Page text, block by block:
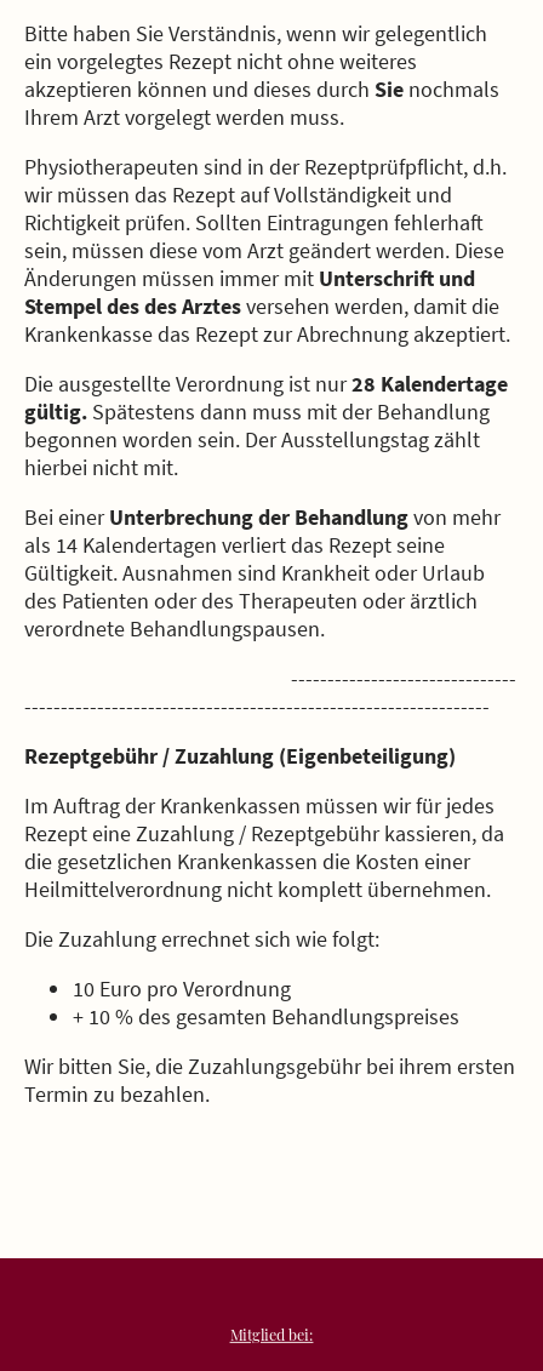
Bitte haben Sie Verständnis, wenn wir gelegentlich
ein vorgelegtes Rezept nicht ohne weiteres
akzeptieren können und dieses durch Sie nochmals
Ihrem Arzt vorgelegt werden muss.
Physiotherapeuten sind in der Rezeptprüfpflicht, d.h.
wir müssen das Rezept auf Vollständigkeit und
Richtigkeit prüfen. Sollten Eintragungen fehlerhaft
sein, müssen diese vom Arzt geändert werden. Diese
Änderungen müssen immer mit Unterschrift und
Stempel des des Arztesversehen werden, damit die
Krankenkasse das Rezept zur Abrechnung akzeptiert.
Die ausgestellte Verordnung ist nur28 Kalendertage
gültig. Spätestens dann muss mit der Behandlung
begonnen worden sein. Der Ausstellungstag zählt
hierbei nicht mit.
Bei einerUnterbrechung der Behandlungvon mehr
als 14 Kalendertagen verliert das Rezept seine
Gültigkeit. Ausnahmen sind Krankheit oder Urlaub
des Patienten oder des Therapeuten oder ärztlich
verordnete Behandlungspausen.
-------------------------------
----------------------------------------------------------------
Rezeptgebühr / Zuzahlung (Eigenbeteiligung)
Im Auftrag der Krankenkassen müssen wir für jedes
Rezept eine Zuzahlung / Rezeptgebühr kassieren, da
die gesetzlichen Krankenkassen die Kosten einer
Heilmittelverordnung nicht komplett übernehmen.
Die Zuzahlung errechnet sich wie folgt:
10 Euro pro Verordnung
+ 10 % des gesamten Behandlungspreises
Wir bitten Sie, die Zuzahlungsgebühr bei ihrem ersten
Termin zu bezahlen.
Mitglied bei: